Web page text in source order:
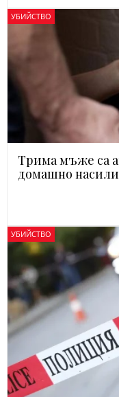
УБИЙСТВО
Трима мъже са
домашно
УБИЙСТВО